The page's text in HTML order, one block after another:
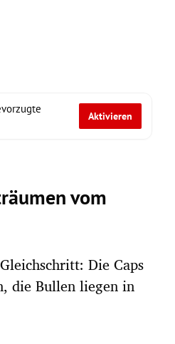
Aktivieren
vom
Die Caps
die Bullen liegen in